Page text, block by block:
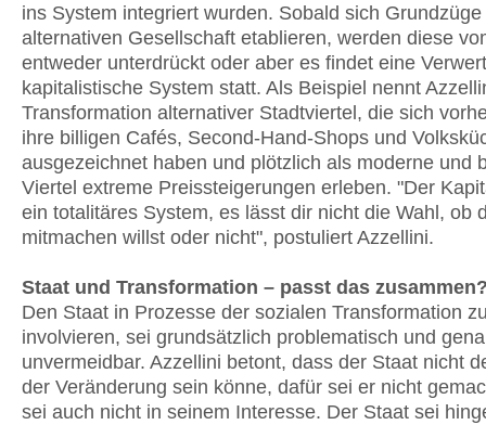
ins System integriert wurden. Sobald sich
alternativen Gesellschaft etablieren, werden diese
entweder unterdrückt oder aber es findet eine
kapitalistische System statt. Als Beispiel nennt
Transformation alternativer Stadtviertel, die sich
ihre billigen Cafés, Second-Hand-Shops und
ausgezeichnet haben und plötzlich als moderne und
Viertel extreme Preissteigerungen erleben. "Der
ein totalitäres System, es lässt dir nicht die Wahl, ob
mitmachen willst oder nicht", postuliert Azzellini.
Staat und Transformation – passt das
Den Staat in Prozesse der sozialen Transformation
involvieren, sei grundsätzlich problematisch und
unvermeidbar. Azzellini betont, dass der Staat nicht
der Veränderung sein könne, dafür sei er nicht
sei auch nicht in seinem Interesse. Der Staat sei